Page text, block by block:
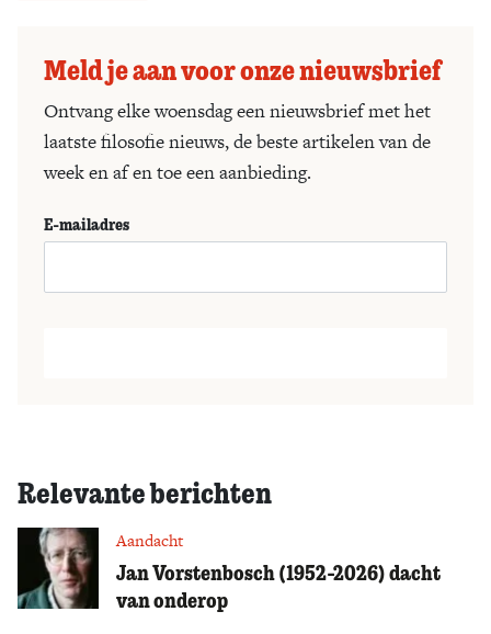
Meld je aan voor onze nieuwsbrief
Ontvang elke woensdag een nieuwsbrief met het
laatste filosofie nieuws, de beste artikelen van de
week en af en toe een aanbieding.
E-mailadres
Relevante berichten
Aandacht
Jan Vorstenbosch (1952-2026) dacht
van onderop